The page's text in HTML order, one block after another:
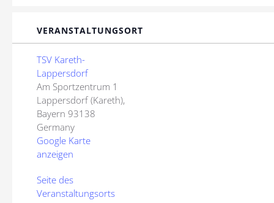
VERANSTALTUNGSORT
TSV Kareth-
Lappersdorf
Am Sportzentrum 1
Lappersdorf (Kareth),
Bayern 93138
Germany
Google Karte
anzeigen
Seite des
Veranstaltungsorts